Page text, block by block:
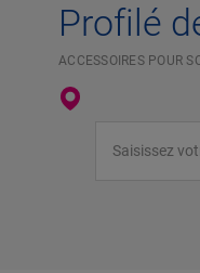
Profilé
ACCESSOIRES POUR